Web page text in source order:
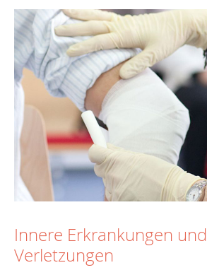
Innere Erkrankungen und
Verletzungen